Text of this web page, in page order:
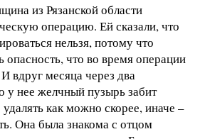
из Рязанской области
операцию. Ей сказали, что
нельзя, потому что
опасность, что во время операции
вдруг месяца через два
у нее желчный пузырь забит
как можно скорее, иначе –
Она была знакома с отцом